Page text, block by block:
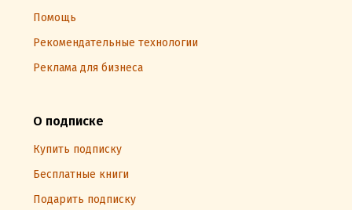
Помощь
Рекомендательные технологии
Реклама для бизнеса
О подписке
Купить подписку
Бесплатные книги
Подарить подписку